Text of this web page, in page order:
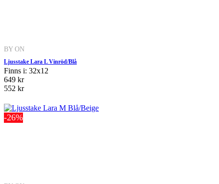
BY ON
Ljusstake Lara L Vinröd/Blå
Finns i: 32x12
649 kr
552 kr
-26%